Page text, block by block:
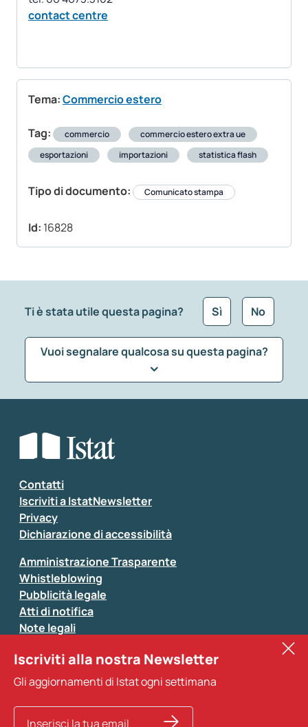
contact centre
Tema:Commercio estero
Tag: commercio
commercio estero extra ue
esportazioni
importazioni statistica flash
Tipo di documento: Comunicato stampa
Id: 16828
Ti è stata utile questa pagina? Sì No
Vuoi segnalare qualcosa su questa pagina?
Seleziona la tipologia della segnalazione
Inserisci il tuo commento
Si prega di non fornire dati di natura personale (ad
esempio dati di contatto). Per ogni altra comunicazione
e per richiedere dati, pubblicazioni, file di microdati,
Contatti
Iscriviti a IstatNewsletter
Privacy
Dichiarazione di accessibilità
Amministrazione Trasparente
Whistleblowing
Pubblicità legale
Atti di notifica
Note legali
Sistan
Altri servizi
Iscriviti alla nostra Newsletter
Gli aggiornamenti di Istat ogni settimana